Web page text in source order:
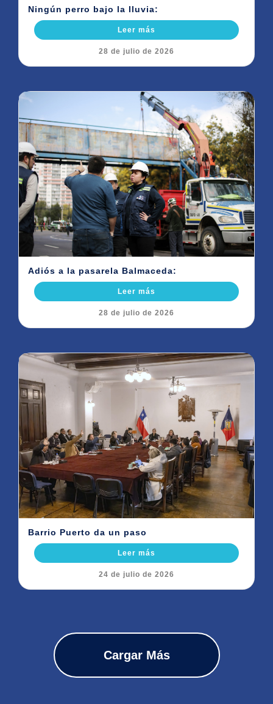
Ningún perro bajo la lluvia:
Leer más
28 de julio de 2026
Adiós a la pasarela Balmaceda:
Leer más
28 de julio de 2026
Barrio Puerto da un paso
Leer más
24 de julio de 2026
Cargar Más